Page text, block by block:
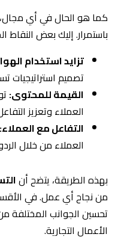
كما هو الحال في أي مجال،
باستمرار. إليك بعض النقاط
تزايد استخدام
تصميم استراتيجيات
القيمة للمحتوى:
العملاء وتعزيز
التفاعل مع العملاء:
العملاء من خلال
بهذه الطريقة، يتضح أن
من نجاح أي عمل. في
تحسين الجوانب المختلفة
الأعمال التجارية.